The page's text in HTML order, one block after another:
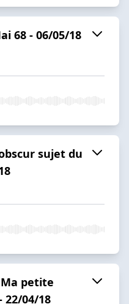
68 - 06/05/18
sujet du
petite
04/18